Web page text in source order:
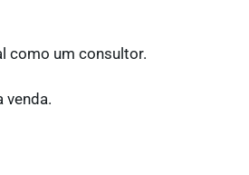
como um consultor.
venda.